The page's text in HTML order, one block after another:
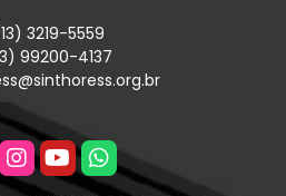
3219-5559
99200-4137